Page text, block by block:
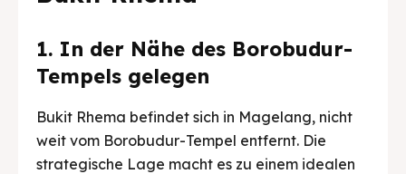
1. In der Nähe des Borobudur-
Tempels gelegen
Bukit Rhema befindet sich in Magelang, nicht
weit vom Borobudur-Tempel entfernt. Die
strategische Lage macht es zu einem idealen